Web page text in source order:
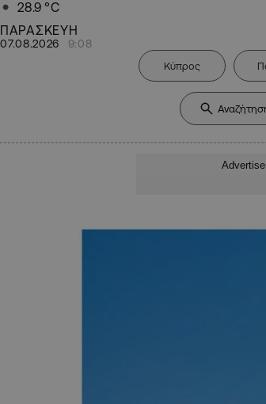
28.9 °C
ΠΑΡΑΣΚΕΥΗ
07.08.2026 9:08
Κύπρος